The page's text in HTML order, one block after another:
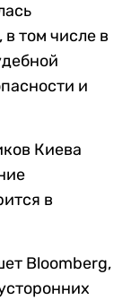
том числе в
и
Киева
в
Bloomberg,